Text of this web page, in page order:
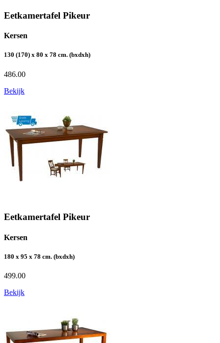
Eetkamertafel Pikeur
Kersen
130 (170) x 80 x 78 cm. (bxdxh)
486.00
Bekijk
Eetkamertafel Pikeur
Kersen
180 x 95 x 78 cm. (bxdxh)
499.00
Bekijk